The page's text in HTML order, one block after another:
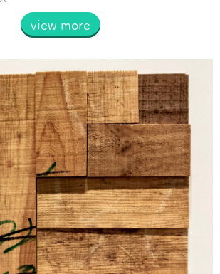
view more